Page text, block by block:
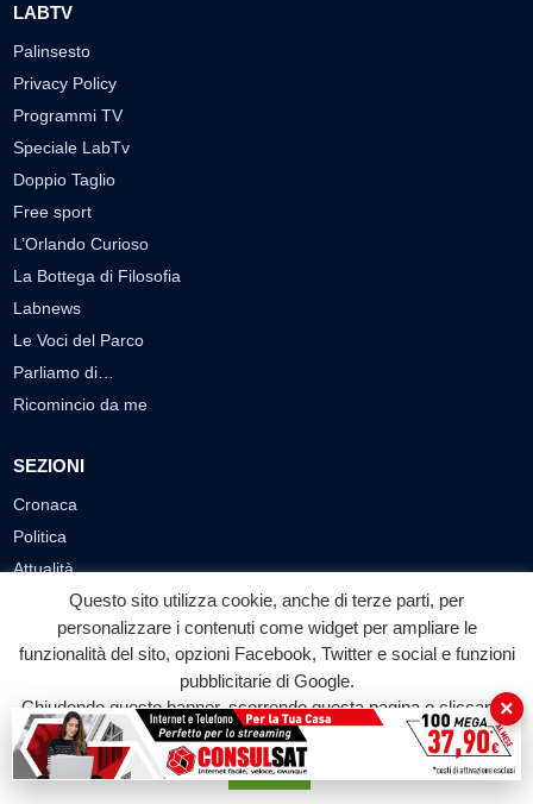
LABTV
Palinsesto
Privacy Policy
Programmi TV
Speciale LabTv
Doppio Taglio
Free sport
L’Orlando Curioso
La Bottega di Filosofia
Labnews
Le Voci del Parco
Parliamo di…
Ricomincio da me
SEZIONI
Cronaca
Politica
Attualità
Economia
Sport
Eventi
VIDEO
Questo sito utilizza cookie, anche di terze parti, per
personalizzare i contenuti come widget per ampliare le
funzionalità del sito, opzioni Facebook, Twitter e social e funzioni
pubblicitarie di Google.
Chiudendo questo banner, scorrendo questa pagina o cliccando
su qualunque suo elemento acconsenti all'uso dei cookie.
Accetta
×